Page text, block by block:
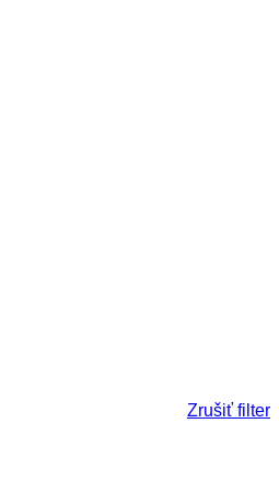
Zrušiť filter